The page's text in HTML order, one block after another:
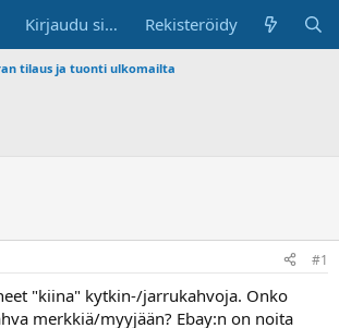
Kirjaudu sisään Rekisteröidy
tilaus ja tuonti ulkomailta
#1
"kiina" kytkin-/jarrukahvoja. Onko
merkkiä/myyjään? Ebay:n on noita